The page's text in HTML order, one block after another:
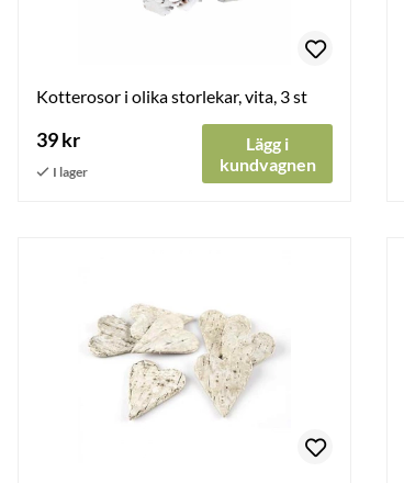
Kotterosor i olika storlekar, vita, 3 st
39 kr
Lägg i
kundvagnen